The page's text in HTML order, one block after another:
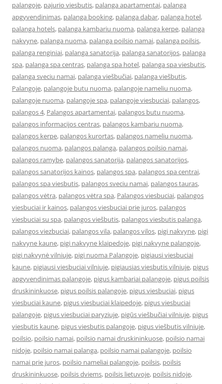
palangoje, pajurio viesbutis, palanga apartamentai, palanga
apgyvendinimas, palanga booking, palanga dabar, palanga hotel,
palanga hotels, palanga kambariu nuoma, palanga kerpe, palanga
nakvyne, palanga nuoma, palanga poilsio namai, palanga poilsis,
palanga renginiai, palanga sanatorija, palanga sanatorijos, palanga
spa, palanga spa centras, palanga spa hotel, palanga spa viesbutis,
palanga sveciu namai, palanga viešbučiai, palanga viešbutis,
Palangoje, palangoje butu nuoma, palangoje nameliu nuoma,
palangoje nuoma, palangoje spa, palangoje viesbuciai, palangos,
palangos 4, Palangos apartamentai, palangos butu nuoma,
palangos informacijos centras, palangos kambariu nuoma,
palangos kerpe, palangos kurortas, palangos nameliu nuoma,
palangos nuoma, palangos palanga, palangos poilsio namai,
palangos ramybe, palangos sanatorija, palangos sanatorijos,
palangos sanatorijos kainos, palangos spa, palangos spa centrai,
palangos spa viesbutis, palangos sveciu namai, palangos tauras,
palangos vėtra, palangos vėtra spa, Palangos viesbuciai, palangos
viesbuciai ir kainos, palangos viesbuciai prie juros, palangos
viesbuciai su spa, palangos viešbutis, palangos viesbutis palanga,
palangos viezbuciai, palangos vila, palangos vilos, pigi nakvyne, pigi
nakvyne kaune, pigi nakvyne klaipedoje, pigi nakvyne palangoje,
pigi nakvynė vilniuje, pigi nuoma Palangoje, pigiausi viesbuciai
kaune, pigiausi viesbuciai vilniuje, pigiausias viesbutis vilniuje, pigus
apgyvendinimas palangoje, pigus kambariai palangoje, pigus poilsis
druskininkuose, pigus poilsis palangoje, pigus viesbuciai, pigus
viesbuciai kaune, pigus viesbuciai klaipedoje, pigus viesbuciai
palangoje, pigus viesbuciai paryziuje, pigūs viešbučiai vilniuje, pigus
viesbutis kaune, pigus viesbutis palangoje, pigus viešbutis vilniuje,
poilsio, poilsio namai, poilsio namai druskininkuose, poilsio namai
nidoje, poilsio namai palanga, poilsio namai palangoje, poilsio
namai prie juros, poilsio nameliai palangoje, poilsis, poilsis
druskininkuose, poilsis dviems, poilsis lietuvoje, poilsis nidoje,